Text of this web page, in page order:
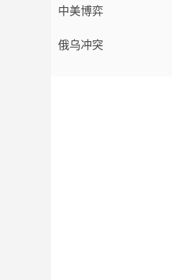
中美博弈
俄乌冲突